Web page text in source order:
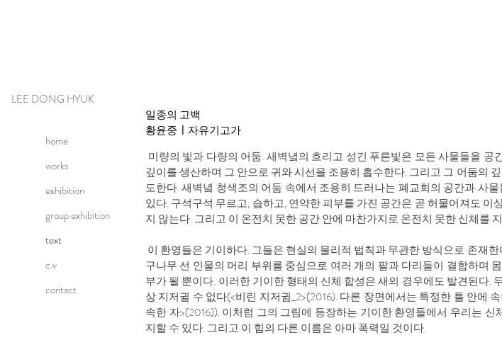
home
works
exhibition
group exhibition
text
c.v
contact
일종의 고백
황윤중 ㅣ 자유기고가
미량의 빛과 다량의 어둠. 새벽녘의 흐리고 성긴 푸른빛은 모든 사물들을
깊이를 생산하며 그 안으로 귀와 시선을 조용히 흡수한다. 그리고 그 어둠의
도한다. 새벽녘 청색조의 어둠 속에서 조용히 드러나는 폐교회의 공간과 사
있다. 구석구석 무르고, 습하고, 연약한 피부를 가진 공간은 곧 허물어져도
지 않는다. 그리고 이 온전치 못한 공간 안에 마찬가지로 온전치 못한 신체를
이 환영들은 기이하다. 그들은 현실의 물리적 법칙과 무관한 방식으로 존재
구나무 선 인물의 머리 부위를 중심으로 여러 개의 팔과 다리들이 결합하며
부가 될 뿐이다. 이러한 기이한 형태의 신체 합성은 새의 경우에도 발견된다.
상 지저귈 수 없다(<비린 지저귐_2>(2016). 다른 장면에서는 특정한 틀 안에
속한 자>(2016)). 이처럼 그의 그림에 등장하는 기이한 환영들에서 우리는
지할 수 있다. 그리고 이 힘의 다른 이름은 아마 폭력일 것이다.
LEE DONG HYUK